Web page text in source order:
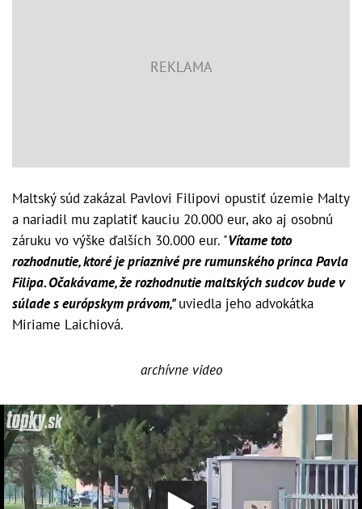
Maltský súd zakázal Pavlovi Filipovi opustiť územie Malty
a nariadil mu zaplatiť kauciu 20.000 eur, ako aj osobnú
záruku vo výške ďalších 30.000 eur. "Vítame toto
rozhodnutie, ktoré je priaznivé pre rumunského princa Pavla
Filipa. Očakávame, že rozhodnutie maltských sudcov bude v
súlade s európskym právom,"uviedla jeho advokátka
Miriame Laichiová.
archívne video